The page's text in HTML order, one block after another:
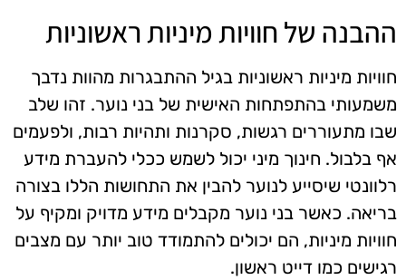
ההבנה של חוויות מיניות ראשוניות
חוויות מיניות ראשוניות בגיל ההתבגרות מהוות נדבך
משמעותי בהתפתחות האישית של בני נוער. זהו שלב
שבו מתעוררים רגשות, סקרנות ותהיות רבות, ולפעמים
אף בלבול. חינוך מיני יכול לשמש ככלי להעברת מידע
רלוונטי שיסייע לנוער להבין את התחושות הללו בצורה
בריאה. כאשר בני נוער מקבלים מידע מדויק ומקיף על
חוויות מיניות, הם יכולים להתמודד טוב יותר עם מצבים
רגישים כמו דייט ראשון.